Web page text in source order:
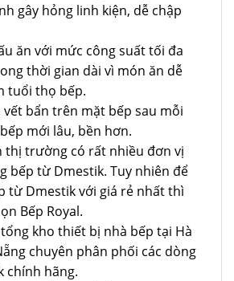
gây hỏng linh kiện, dễ chập
ăn với mức công suất tối đa
thời gian dài vì món ăn dễ
tuổi thọ bếp.
vết bẩn trên mặt bếp sau mỗi
mới lâu, bền hơn.
thị trường có rất nhiều đơn vị
bếp từ Dmestik. Tuy nhiên để
từ Dmestik với giá rẻ nhất thì
Bếp Royal.
kho thiết bị nhà bếp tại Hà
chuyên phân phối các dòng
chính hãng.